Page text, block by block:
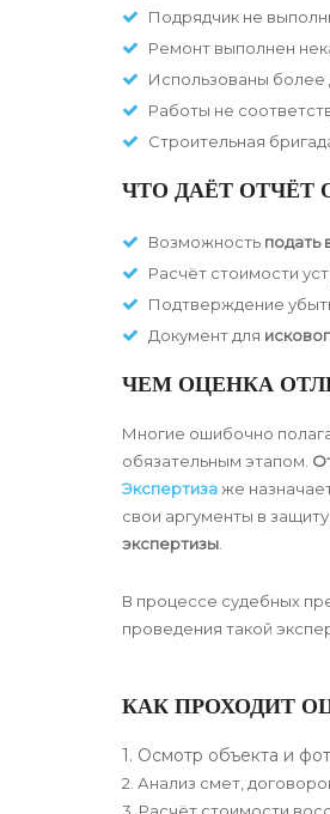
Подрядчик не
Ремонт выполнен
Использованы
Работы не
Строительная
ЧТО ДАЁТ ОТЧЁТ
Возможность подать
Расчёт стоимости
Подтверждение
Документ для
ЧЕМ ОЦЕНКА
Многие ошибочно
обязательным этапом.
Экспертизаже
свои аргументы в
экспертизы
В процессе судебных
проведения такой
КАК ПРОХОДИТ
1. Осмотр объекта и
2. Анализ смет,